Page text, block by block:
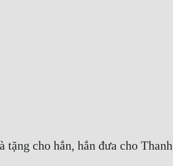
cho hắn, hắn đưa cho